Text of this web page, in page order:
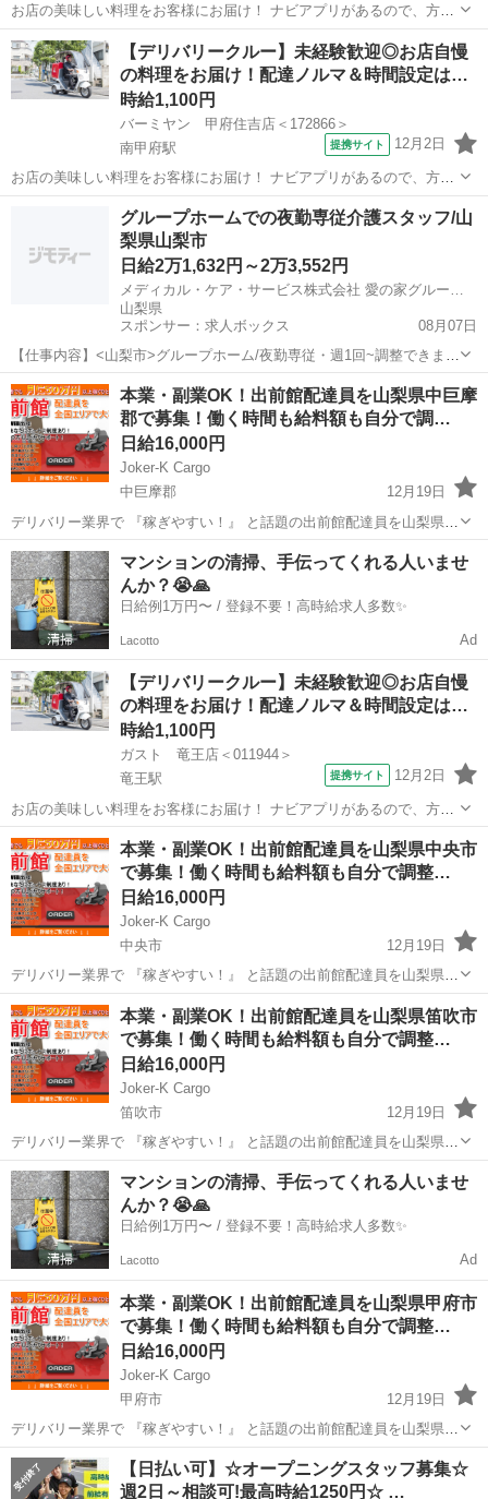
お店の美味しい料理をお客様にお届け！ ナビアプリがあるので、方向
音痴の方も安心◎ 運転に慣れるまではお店の敷地内で練習するので安
心してください！ ※［バイク］を使っての配達をお願いします。 アル
バイト,パート ■ポイント...
山梨 甲府市 酒折駅 デリバリー
【デリバリークルー】未経験歓迎◎お店自慢
の料理をお届け！配達ノルマ＆時間設定は…
時給1,100円
バーミヤン 甲府住吉店＜172866＞
南甲府駅
提携サイト 12月2日
お店の美味しい料理をお客様にお届け！ ナビアプリがあるので、方向
音痴の方も安心◎ 運転に慣れるまではお店の敷地内で練習するので安
心してください！ ※［自動車］［バイク］を使っての配達をお願いし
ます。 アルバイト,パート ...
南甲府駅 デリバリー
グループホームでの夜勤専従介護スタッフ/山
梨県山梨市
日給2万1,632円～2万3,552円
メディカル・ケア・サービス株式会社 愛の家グループホーム 山梨小原西
山梨県
スポンサー：求人ボックス
08月07日
【仕事内容】<山梨市>グループホーム/夜勤専従・週1回~調整できま
す/経験不問/福利厚生も充実! 仕事内容 グループホームの夜勤専従・介
護職のお仕事です! (1ユニット:9名) <業務内容> ・夜間の見守り ・食
事、排泄等の介助...
アルバイト・パート
本業・副業OK！出前館配達員を山梨県中巨摩
郡で募集！働く時間も給料額も自分で調…
日給16,000円
Joker-K Cargo
中巨摩郡
12月19日
デリバリー業界で 『稼ぎやすい！』 と話題の出前館配達員を山梨県中
巨摩郡で大募集！ ◆月に５０万円越えも続々と！◆ なぜなら、『１件
配達の基本報酬が高単価の500円～820円』だけでなく、単価を上げて
くれるインセ...
山梨 中巨摩郡 デリバリー 出前館
マンションの清掃、手伝ってくれる人いませ
んか？😭🙏
日給例1万円〜 / 登録不要！高時給求人多数✨
Lacotto Ad
【デリバリークルー】未経験歓迎◎お店自慢
の料理をお届け！配達ノルマ＆時間設定は…
時給1,100円
ガスト 竜王店＜011944＞
竜王駅
提携サイト 12月2日
お店の美味しい料理をお客様にお届け！ ナビアプリがあるので、方向
音痴の方も安心◎ 運転に慣れるまではお店の敷地内で練習するので安
心してください！ ※［バイク］を使っての配達をお願いします。 アル
バイト,パート ■ポイント...
山梨 甲斐市 竜王駅 デリバリー
本業・副業OK！出前館配達員を山梨県中央市
で募集！働く時間も給料額も自分で調整…
日給16,000円
Joker-K Cargo
中央市
12月19日
デリバリー業界で 『稼ぎやすい！』 と話題の出前館配達員を山梨県中
央市で大募集！ ◆月に５０万円越えも続々と！◆ なぜなら、『１件配
達の基本報酬が高単価の500円～820円』だけでなく、単価を上げてく
れるインセン...
山梨 中央市 デリバリー 出前館
本業・副業OK！出前館配達員を山梨県笛吹市
で募集！働く時間も給料額も自分で調整…
日給16,000円
Joker-K Cargo
笛吹市
12月19日
デリバリー業界で 『稼ぎやすい！』 と話題の出前館配達員を山梨県笛
吹市で大募集！ ◆月に５０万円越えも続々と！◆ なぜなら、『１件配
達の基本報酬が高単価の500円～820円』だけでなく、単価を上げてく
れるインセン...
山梨 笛吹市 出前館
マンションの清掃、手伝ってくれる人いませ
んか？😭🙏
日給例1万円〜 / 登録不要！高時給求人多数✨
Lacotto Ad
本業・副業OK！出前館配達員を山梨県甲府市
で募集！働く時間も給料額も自分で調整…
日給16,000円
Joker-K Cargo
甲府市
12月19日
デリバリー業界で 『稼ぎやすい！』 と話題の出前館配達員を山梨県甲
府市で大募集！ ◆月に５０万円越えも続々と！◆ なぜなら、『１件配
達の基本報酬が高単価の500円～820円』だけでなく、単価を上げてく
れるインセン...
山梨 甲府市 デリバリー
【日払い可】☆オープニングスタッフ募集☆
週2日～相談可!最高時給1250円☆ …